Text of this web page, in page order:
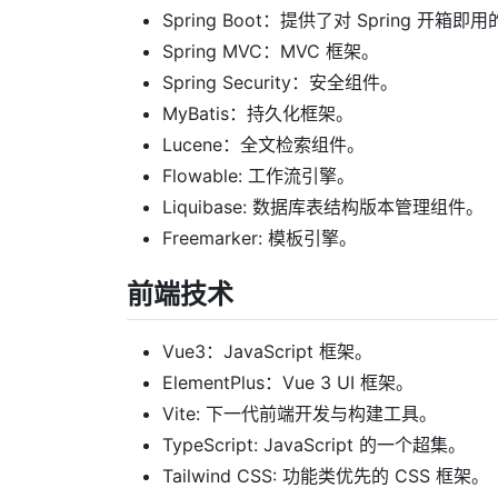
Spring Boot：提供了对 Spring 开箱即用
Spring MVC：MVC 框架。
Spring Security：安全组件。
MyBatis：持久化框架。
Lucene：全文检索组件。
Flowable: 工作流引擎。
Liquibase: 数据库表结构版本管理组件。
Freemarker: 模板引擎。
前端技术
Vue3：JavaScript 框架。
ElementPlus：Vue 3 UI 框架。
Vite: 下一代前端开发与构建工具。
TypeScript: JavaScript 的一个超集。
Tailwind CSS: 功能类优先的 CSS 框架。